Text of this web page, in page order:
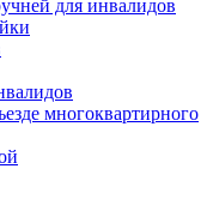
для инвалидов
многоквартирного